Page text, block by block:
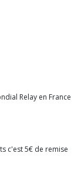
Relay en France
c'est 5€ de remise